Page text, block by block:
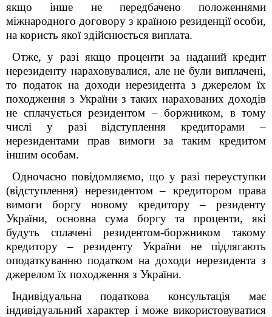
якщо інше не передбачено положеннями
міжнародного договору з країною резиденції особи,
на користь якої здійснюється виплата.
Отже, у разі якщо проценти за наданий кредит
нерезиденту нараховувалися, але не були виплачені,
то податок на доходи нерезидента з джерелом їх
походження з України з таких нарахованих доходів
не сплачується резидентом – боржником, в тому
числі у разі відступлення кредиторами –
нерезидентами прав вимоги за таким кредитом
іншим особам.
Одночасно повідомляємо, що у разі переуступки
(відступлення) нерезидентом – кредитором права
вимоги боргу новому кредитору – резиденту
України, основна сума боргу та проценти, які
будуть сплачені резидентом-боржником такому
кредитору – резиденту України не підлягають
оподаткуванню податком на доходи нерезидента з
джерелом їх походження з України.
Індивідуальна податкова консультація має
індивідуальний характер і може використовуватися